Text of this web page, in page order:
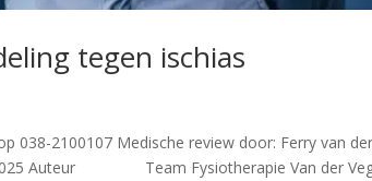
tegen ischias
038-2100107 Medische review door: Ferry van
2025 Auteur Team Fysiotherapie Van der